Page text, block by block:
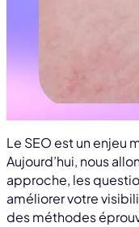
Le SEO est un enjeu
Aujourd’hui, nous
approche, les
améliorer votre
des méthodes